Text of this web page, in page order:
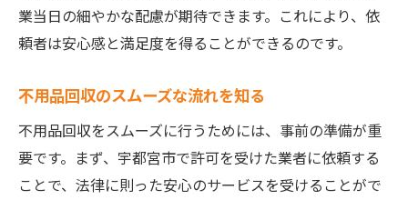
業当日の細やかな配慮が期待できます。これにより、依
頼者は安心感と満足度を得ることができるのです。
不用品回収のスムーズな流れを知る
不用品回収をスムーズに行うためには、事前の準備が重
要です。まず、宇都宮市で許可を受けた業者に依頼する
ことで、法律に則った安心のサービスを受けることがで